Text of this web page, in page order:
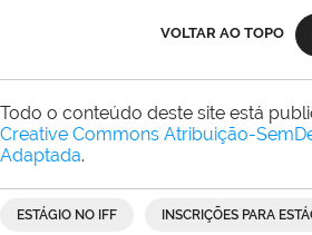
VOLTAR AO TOPO
Todo o conteúdo deste site está
Creative Commons Atribuição-
Adaptada.
ESTÁGIO NO IFF INSCRIÇÕES PARA